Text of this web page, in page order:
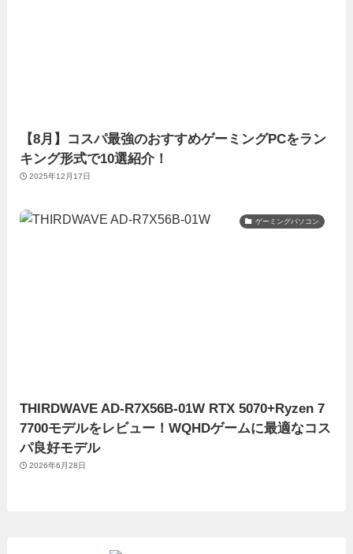
【8月】コスパ最強のおすすめゲーミングPCをラン
キング形式で10選紹介！
2025年12月17日
ゲーミングパソコン
THIRDWAVE AD-R7X56B-01W RTX 5070+Ryzen 7
7700モデルをレビュー！WQHDゲームに最適なコス
パ良好モデル
2026年6月28日